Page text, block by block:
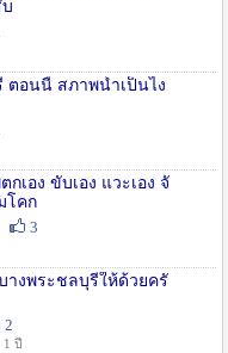
ตอนนี้ สภาพน้ำเป็นไง
เอง ขับเอง แวะเอง จั
โคก
3
างพระชลบุรีให้ด้วยครั
2
1 ปี